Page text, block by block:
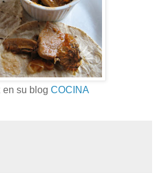
en su blog COCINA